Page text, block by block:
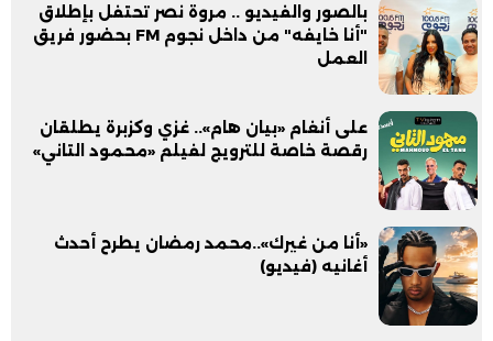
بالصور والفيديو .. مروة نصر تحتفل بإطلاق
"أنا خايفه" من داخل نجوم FM بحضور فريق
العمل
على أنغام «بيان هام».. غزي وكزبرة يطلقان
رقصة خاصة للترويج لفيلم «محمود التاني»
«أنا من غيرك»..محمد رمضان يطرح أحدث
أغانيه (فيديو)